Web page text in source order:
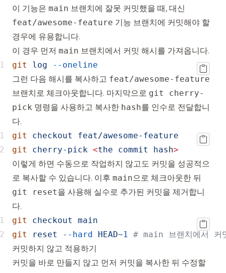
이 기능은 main 브랜치에 잘못 커밋했을 때, 대신
feat/awesome-feature 기능 브랜치에 커밋해야 할
경우에 유용합니다.
이 경우 먼저 main 브랜치에서 커밋 해시를 가져옵니다.
git
log
--oneline
그런 다음 해시를 복사하고 feat/awesome-feature
브랜치로 체크아웃합니다. 마지막으로 git cherry-
pick 명령을 사용하고 복사한 hash를 인수로 전달합니
다.
git
checkout
git
cherry-pick <the commit has h>
이렇게 하면 수동으로 작업하지 않고도 커밋을 성공적으
로 복사할 수 있습니다. 이후 main으로 체크아웃한 뒤
git reset을 사용해 실수로 추가된 커밋을 제거합니
다.
git
checkout
git
reset --hard HEAD~1 # main 브랜치에서 커
커밋하지 않고 적용하기
커밋을 바로 만들지 않고 먼저 커밋을 복사한 뒤 수정할